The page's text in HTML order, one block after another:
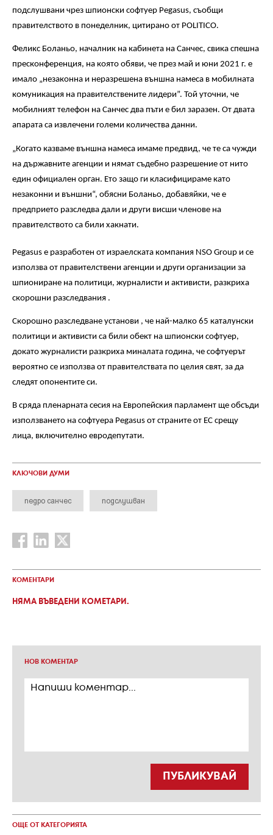
подслушвани чрез шпионски софтуер Pegasus, съобщи
правителството в понеделник, цитирано от POLITICO.
Феликс Боланьо, началник на кабинета на Санчес, свика спешна
пресконференция, на която обяви, че през май и юни 2021 г. е
имало „незаконна и неразрешена външна намеса в мобилната
комуникация на правителствените лидери”. Той уточни, че
мобилният телефон на Санчес два пъти е бил заразен. От двата
апарата са извлечени големи количества данни.
„Когато казваме външна намеса имаме предвид, че те са чужди
на държавните агенции и нямат съдебно разрешение от нито
един официален орган. Ето защо ги класифицираме като
незаконни и външни“, обясни Боланьо, добавяйки, че е
предприето разследва дали и други висши членове на
правителството са били хакнати.
Pegasus е разработен от израелската компания NSO Group и се
използва от правителствени агенции и други организации за
шпиониране на политици, журналисти и активисти, разкриха
скорошни разследвания .
Скорошно разследване установи , че най-малко 65 каталунски
политици и активисти са били обект на шпионски софтуер,
докато журналисти разкриха миналата година, че софтуерът
вероятно се използва от правителствата по целия свят, за да
следят опонентите си.
В сряда пленарната сесия на Европейския парламент ще обсъди
използването на софтуера Pegasus от страните от ЕС срещу
лица, включително евродепутати.
КЛЮЧОВИ ДУМИ
педро санчес подслушван
КОМЕНТАРИ
НЯМА ВЪВЕДЕНИ КОМЕТАРИ.
НОВ КОМЕНТАР
ПУБЛИКУВАЙ
ОЩЕ ОТ КАТЕГОРИЯТА